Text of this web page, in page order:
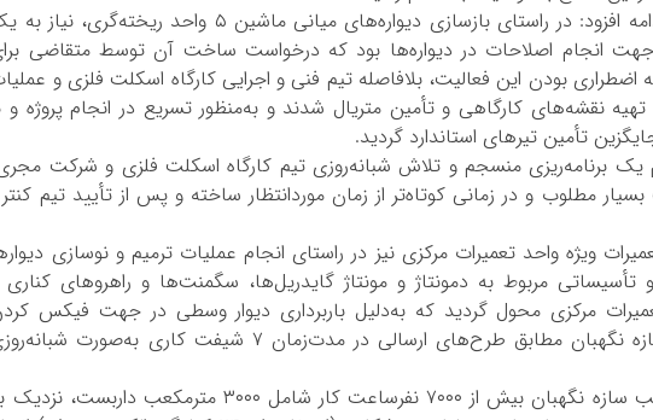
رئیس کارگاه اسکلت فلزی نیز در ادامه افزود: در راستای بازسازی دیواره‌های میانی ماشین ۵ واحد ریخته‌گری،
نگهبان به وزن ۳۲ تن جهت انجام اصلاحات در دیواره‌ها بود که درخواست ساخت آن توسط متقاضی
اضطراری بودن این فعالیت، بلافاصله تیم فنی و اجرایی کارگاه اسکلت فلزی و
نقشه‌های کارگاهی و تأمین متریال شدند و به‌منظور تسریع در انجام پروژه و
تأمین تیرهای استاندارد گردید.
یک برنامه‌ریزی منسجم و تلاش شبانه‌روزی تیم کارگاه اسکلت فلزی و شرکت
مطلوب و در زمانی کوتاه‌تر از زمان موردانتظار ساخته و پس از تأیید تیم
ویژه واحد تعمیرات مرکزی نیز در راستای انجام عملیات ‌ترمیم و نوسازی
تأسیساتی مربوط به دمونتاژ و مونتاژ گایدریل‌ها، سگمنت‌ها و راهروهای
مرکزی محول گردید که به‌دلیل باربرداری دیوار وسطی در جهت فیکس
ستون‌های اصلی، عملیات نصب سازه نگهبان مطابق طرح‌های ارسالی در مدت‌زمان ۷ شیفت کاری به‌صورت
بهنام مهدی‌پور ادامه داد: جهت نصب سازه نگهبان بیش از ۷۰۰۰ نفرساعت کار شامل ۳۰۰۰ مترمکعب داربست،